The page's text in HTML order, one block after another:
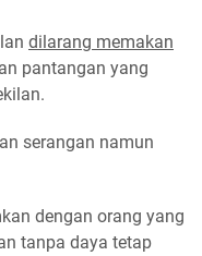
dilarang memakan
pantangan yang
serangan namun
dengan orang yang
tanpa daya tetap